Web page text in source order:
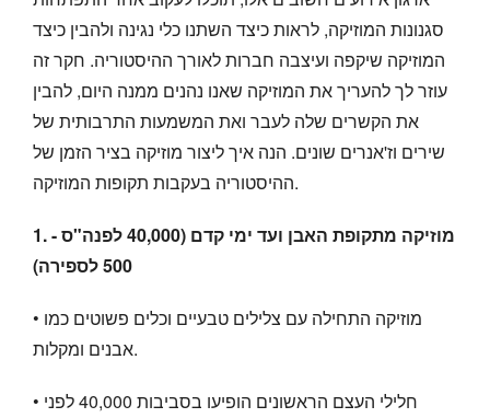
סגנונות המוזיקה, לראות כיצד השתנו כלי נגינה ולהבין כיצד
המוזיקה שיקפה ועיצבה חברות לאורך ההיסטוריה. חקר זה
עוזר לך להעריך את המוזיקה שאנו נהנים ממנה היום, להבין
את הקשרים שלה לעבר ואת המשמעות התרבותית של
שירים וז'אנרים שונים. הנה איך ליצור מוזיקה בציר הזמן של
ההיסטוריה בעקבות תקופות המוזיקה.
1. מוזיקה מתקופת האבן ועד ימי קדם (40,000 לפנה"ס -
500 לספירה)
• מוזיקה התחילה עם צלילים טבעיים וכלים פשוטים כמו
אבנים ומקלות.
• חלילי העצם הראשונים הופיעו בסביבות 40,000 לפני